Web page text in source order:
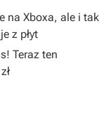
na Xboxa, ale i tak
z płyt
Teraz ten